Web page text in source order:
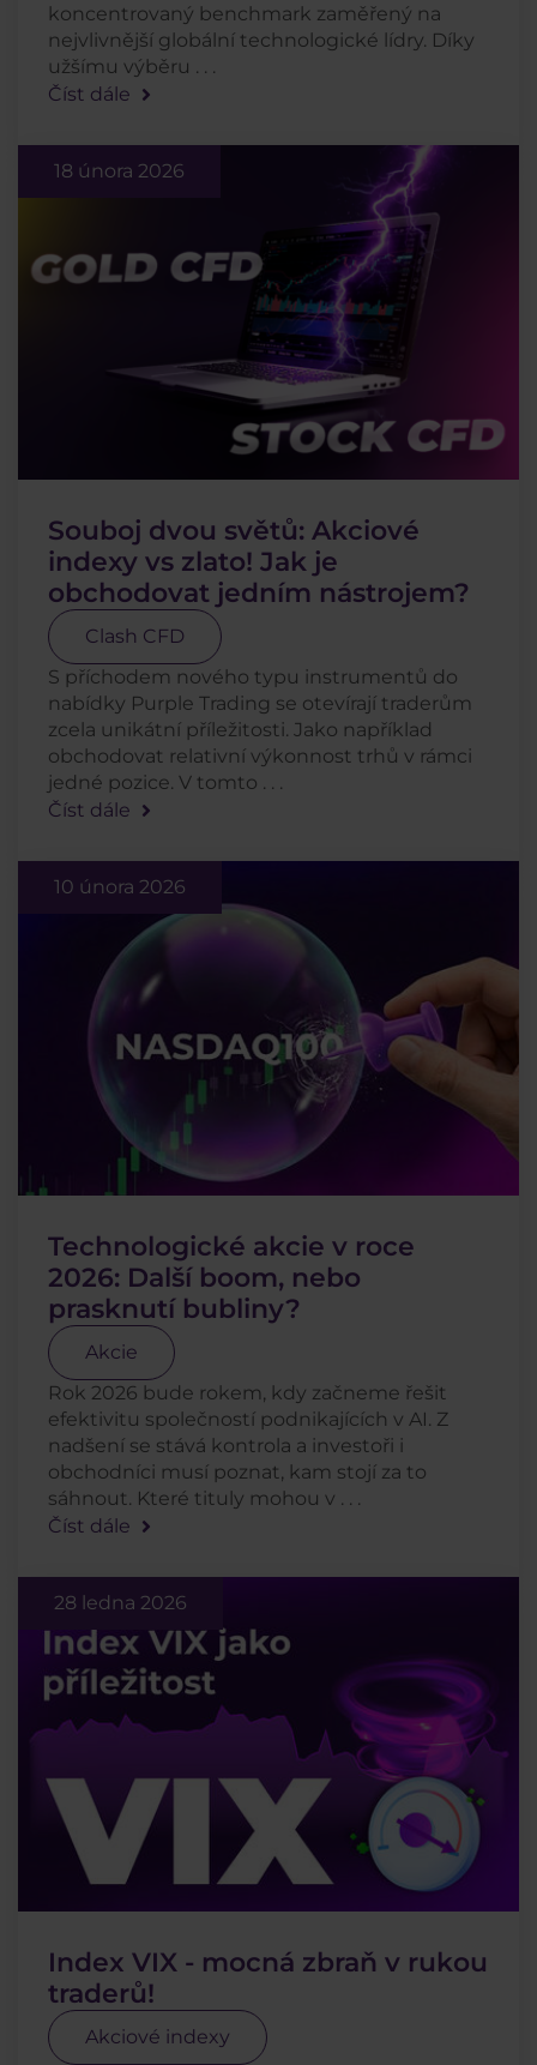
koncentrovaný benchmark zaměřený na
nejvlivnější globální technologické lídry. Díky
užšímu výběru . . .
Číst dále
18 února 2026
Souboj dvou světů: Akciové
indexy vs zlato! Jak je
obchodovat jedním nástrojem?
Clash CFD
S příchodem nového typu instrumentů do
nabídky Purple Trading se otevírají traderům
zcela unikátní příležitosti. Jako například
obchodovat relativní výkonnost trhů v rámci
jedné pozice. V tomto . . .
Číst dále
10 února 2026
Technologické akcie v roce
2026: Další boom, nebo
prasknutí bubliny?
Akcie
Rok 2026 bude rokem, kdy začneme řešit
efektivitu společností podnikajících v AI. Z
nadšení se stává kontrola a investoři i
obchodníci musí poznat, kam stojí za to
sáhnout. Které tituly mohou v . . .
Číst dále
28 ledna 2026
Index VIX - mocná zbraň v rukou
traderů!
Akciové indexy